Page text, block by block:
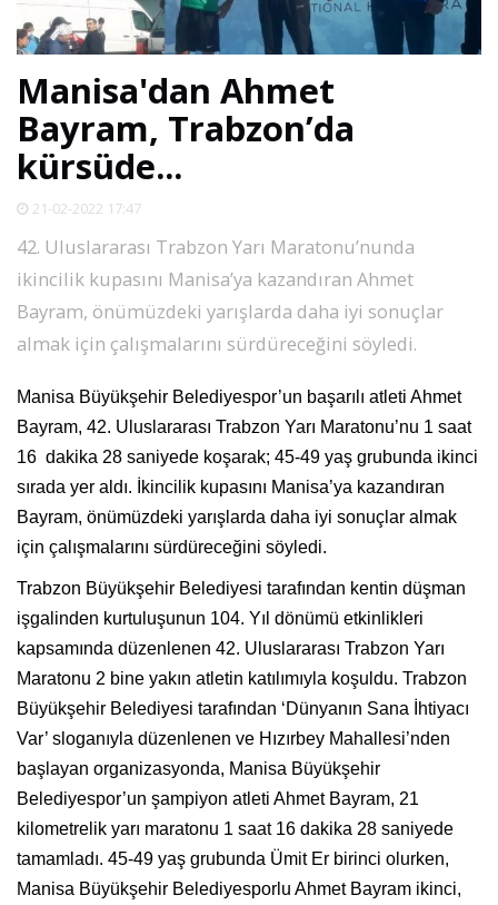
SPOR
DÜNYA
VİDEO
YAZARLAR
Manisa'dan Ahmet
Bayram, Trabzon’da
kürsüde...
21-02-2022 17:47
42. Uluslararası Trabzon Yarı Maratonu’nunda
ikincilik kupasını Manisa’ya kazandıran Ahmet
Bayram, önümüzdeki yarışlarda daha iyi sonuçlar
almak için çalışmalarını sürdüreceğini söyledi.
Manisa Büyükşehir Belediyespor’un başarılı atleti Ahmet
Bayram, 42. Uluslararası Trabzon Yarı Maratonu’nu 1 saat
16 dakika 28 saniyede koşarak; 45-49 yaş grubunda ikinci
sırada yer aldı. İkincilik kupasını Manisa’ya kazandıran
Bayram, önümüzdeki yarışlarda daha iyi sonuçlar almak
için çalışmalarını sürdüreceğini söyledi.
Trabzon Büyükşehir Belediyesi tarafından kentin düşman
işgalinden kurtuluşunun 104. Yıl dönümü etkinlikleri
kapsamında düzenlenen 42. Uluslararası Trabzon Yarı
Maratonu 2 bine yakın atletin katılımıyla koşuldu. Trabzon
Büyükşehir Belediyesi tarafından ‘Dünyanın Sana İhtiyacı
Var’ sloganıyla düzenlenen ve Hızırbey Mahallesi’nden
başlayan organizasyonda, Manisa Büyükşehir
Belediyespor’un şampiyon atleti Ahmet Bayram, 21
kilometrelik yarı maratonu 1 saat 16 dakika 28 saniyede
tamamladı. 45-49 yaş grubunda Ümit Er birinci olurken,
Manisa Büyükşehir Belediyesporlu Ahmet Bayram ikinci,